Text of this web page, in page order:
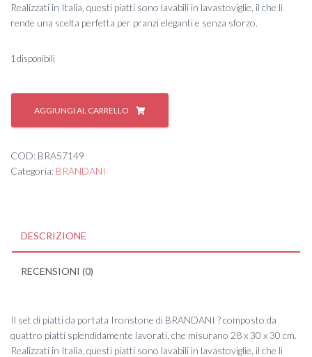
era:
è:
Realizzati in Italia, questi piatti sono lavabili in lavastoviglie, il che li
rende una scelta perfetta per pranzi eleganti e senza sforzo.
1 disponibili
#
P/PIANO
4PZ
2/1
quantità
AGGIUNGI AL CARRELLO
COD: BRA57149
Categoria: BRANDANI
DESCRIZIONE
RECENSIONI (0)
Il set di piatti da portata Ironstone di BRANDANI ? composto da
quattro piatti splendidamente lavorati, che misurano 28 x 30 x 30 cm.
Realizzati in Italia, questi piatti sono lavabili in lavastoviglie, il che li